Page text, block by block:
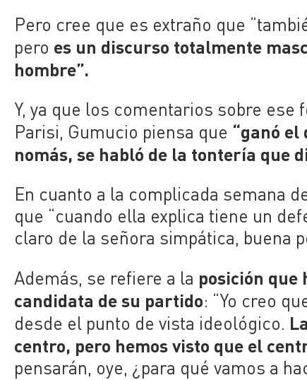
Pero cree que es extraño que
pero es un discurso totalmente
hombre”.
Y, ya que los comentarios sobre
Parisi, Gumucio piensa que “ganó
nomás, se habló de la tontería que
En cuanto a la complicada semana
que “cuando ella explica tiene un
claro de la señora simpática, buena
Además, se refiere a la posición que
candidata de su partido: “Yo creo
desde el punto de vista ideológico.
centro, pero hemos visto que el
pensarán, oye, ¿para qué vamos a